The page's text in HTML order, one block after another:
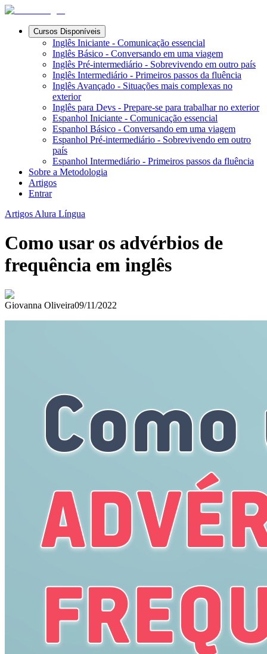
Cursos Disponíveis
Inglês Iniciante - Comunicação essencial
Inglês Básico - Conversando em uma viagem
Inglês Pré-intermediário - Sobrevivendo em outro país
Inglês Intermediário - Primeiros passos da fluência
Inglês Avançado - Situações mais complexas no
exterior
Inglês para Devs - Prepare-se para trabalhar no exterior
Espanhol Iniciante - Comunicação essencial
Espanhol Básico - Conversando em uma viagem
Espanhol Pré-intermediário - Sobrevivendo em outro
país
Espanhol Intermediário - Primeiros passos da fluência
Sobre a Metodologia
Artigos
Entrar
Artigos Alura Língua
Como usar os advérbios de
frequência em inglês
Giovanna Oliveira09/11/2022